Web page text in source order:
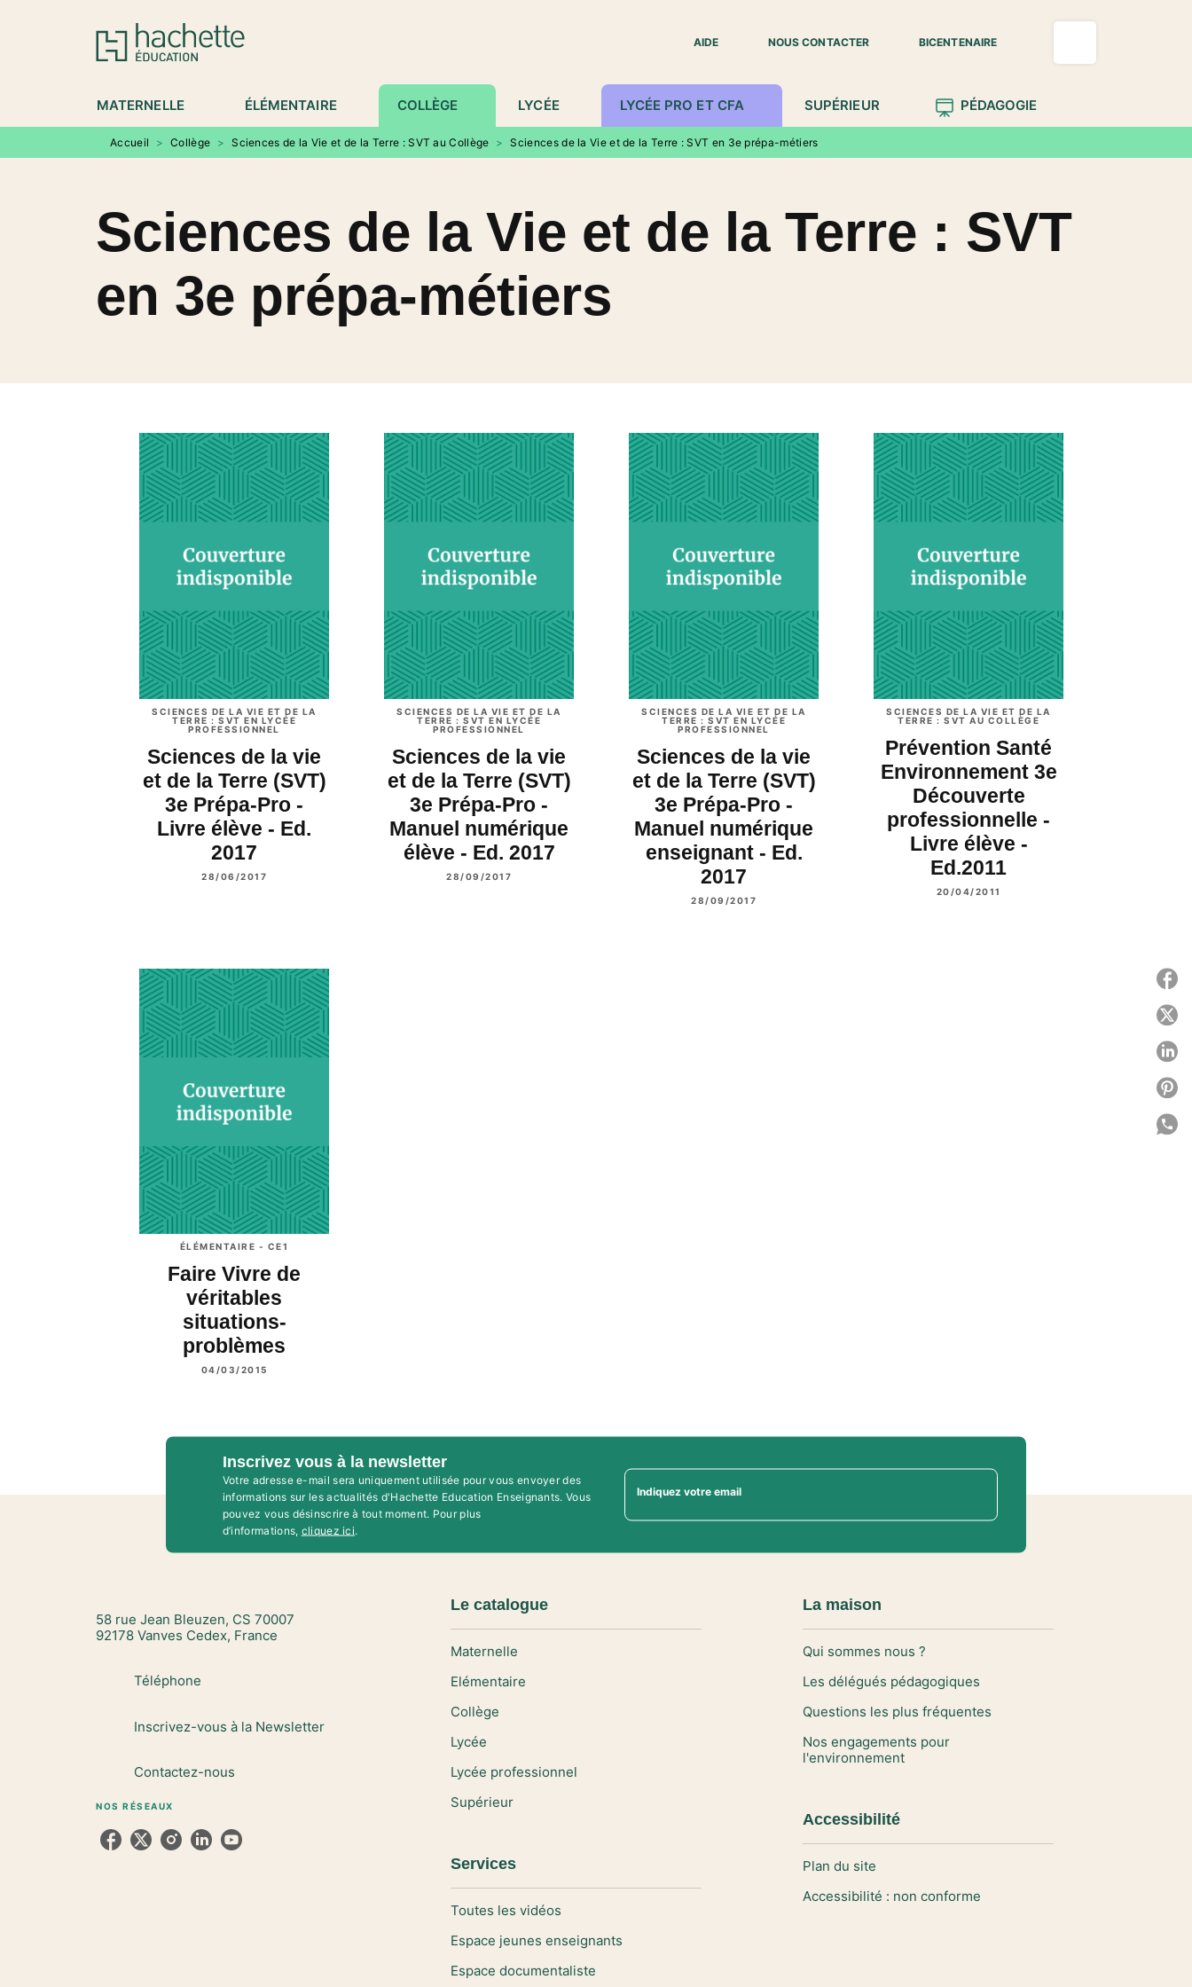
MENU RECHERCHE
AIDE
NOUS CONTACTER BICENTENAIRE
MATERNELLE ÉLÉMENTAIRE COLLÈGE LYCÉE LYCÉE PRO ET CFA SUPÉRIEUR PÉDAGOGIE
Accueil > Collège > Sciences de la Vie et de la Terre : SVT au Collège > Sciences de la Vie et de la Terre : SVT en 3e prépa-métiers
Sciences de la Vie et de la Terre : SVT
en 3e prépa-métiers
SCIENCES DE LA VIE ET DE LA
TERRE : SVT EN LYCÉE
PROFESSIONNEL
Sciences de la vie
et de la Terre (SVT)
3e Prépa-Pro -
Livre élève - Ed.
2017
28/06/2017
SCIENCES DE LA VIE ET DE LA
TERRE : SVT EN LYCÉE
PROFESSIONNEL
Sciences de la vie
et de la Terre (SVT)
3e Prépa-Pro -
Manuel numérique
élève - Ed. 2017
28/09/2017
SCIENCES DE LA VIE ET DE LA
TERRE : SVT EN LYCÉE
PROFESSIONNEL
Sciences de la vie
et de la Terre (SVT)
3e Prépa-Pro -
Manuel numérique
enseignant - Ed.
2017
28/09/2017
SCIENCES DE LA VIE ET DE LA
TERRE : SVT AU COLLÈGE
Prévention Santé
Environnement 3e
Découverte
professionnelle -
Livre élève -
Ed.2011
20/04/2011
ÉLÉMENTAIRE - CE1
Faire Vivre de
véritables
situations-
problèmes
04/03/2015
Inscrivez vous à la newsletter
Votre adresse e-mail sera uniquement utilisée pour vous envoyer des
informations sur les actualités d'Hachette Education Enseignants. Vous
pouvez vous désinscrire à tout moment. Pour plus
d’informations, cliquez ici.
Indiquez votre email
58 rue Jean Bleuzen, CS 70007
92178 Vanves Cedex, France
Téléphone
Inscrivez-vous à la Newsletter
Contactez-nous
NOS RÉSEAUX
Le catalogue
Maternelle
Elémentaire
Collège
Lycée
Lycée professionnel
Supérieur
Services
Toutes les vidéos
Espace jeunes enseignants
Espace documentaliste
La maison
Qui sommes nous ?
Les délégués pédagogiques
Questions les plus fréquentes
Nos engagements pour
l'environnement
Accessibilité
Plan du site
Accessibilité : non conforme